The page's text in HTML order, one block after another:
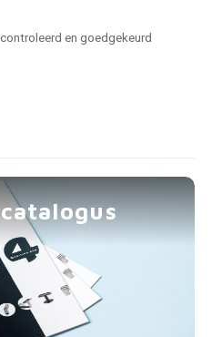
en goedgekeurd